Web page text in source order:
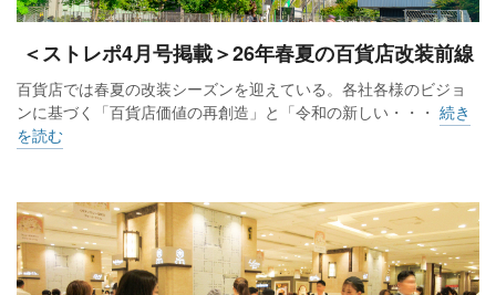
＜ストレポ4月号掲載＞26年春夏の百貨店改装前線
百貨店では春夏の改装シーズンを迎えている。各社各様のビジョ
ンに基づく「百貨店価値の再創造」と「令和の新しい・・・ 続き
を読む